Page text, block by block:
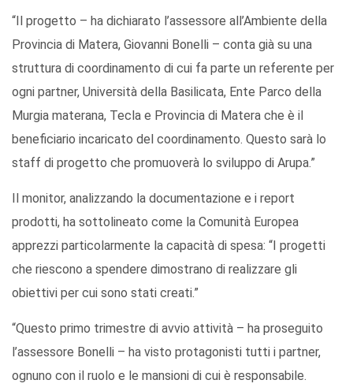
“Il progetto – ha dichiarato l’assessore all’Ambiente della
Provincia di Matera, Giovanni Bonelli – conta già su una
struttura di coordinamento di cui fa parte un referente per
ogni partner, Università della Basilicata, Ente Parco della
Murgia materana, Tecla e Provincia di Matera che è il
beneficiario incaricato del coordinamento. Questo sarà lo
staff di progetto che promuoverà lo sviluppo di Arupa.”
Il monitor, analizzando la documentazione e i report
prodotti, ha sottolineato come la Comunità Europea
apprezzi particolarmente la capacità di spesa: “I progetti
che riescono a spendere dimostrano di realizzare gli
obiettivi per cui sono stati creati.”
“Questo primo trimestre di avvio attività – ha proseguito
l’assessore Bonelli – ha visto protagonisti tutti i partner,
ognuno con il ruolo e le mansioni di cui è responsabile.